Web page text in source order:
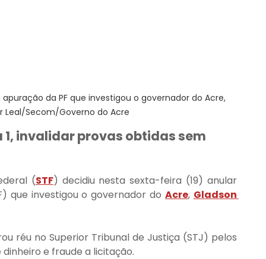
da PF que investigou o governador do Acre,
Leal/Secom/Governo do Acre
invalidar provas obtidas sem
(STF) decidiu nesta sexta-feira (19) anular
que investigou o governador do Acre, Gladson
réu no Superior Tribunal de Justiça (STJ) pelos
e fraude a licitação.